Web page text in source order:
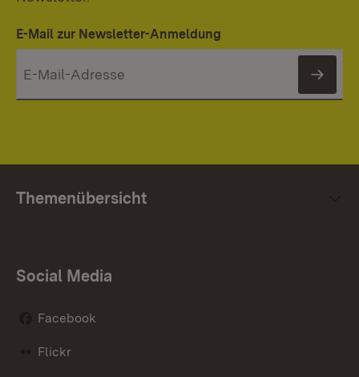
E-Mail zur Newsletter-Anmeldung
Themenübersicht
Social Media
Facebook
Flickr